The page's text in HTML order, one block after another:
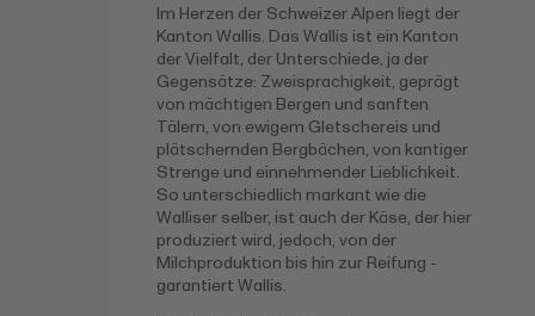
Im Herzen der Schweizer Alpen liegt der
Kanton Wallis. Das Wallis ist ein Kanton
der Vielfalt, der Unterschiede, ja der
Gegensätze: Zweisprachigkeit, geprägt
von mächtigen Bergen und sanften
Tälern, von ewigem Gletschereis und
plätschernden Bergbächen, von kantiger
Strenge und einnehmender Lieblichkeit.
So unterschiedlich markant wie die
Walliser selber, ist auch der Käse, der hier
produziert wird, jedoch, von der
Milchproduktion bis hin zur Reifung -
garantiert Wallis.